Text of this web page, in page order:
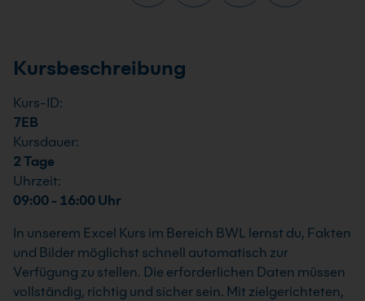
Kursbeschreibung
Kurs-ID:
7EB
Kursdauer:
2 Tage
Uhrzeit:
09:00 - 16:00 Uhr
In unserem Excel Kurs im Bereich BWL lernst du, Fakten
und Bilder möglichst schnell automatisch zur
Verfügung zu stellen. Die erforderlichen Daten müssen
vollständig, richtig und sicher sein. Mit zielgerichteten,